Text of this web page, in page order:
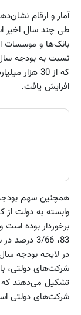
آمار و ارقام
طی چند سال اخیر
افزایش یافت.
همچنین سهم
وابسته به دولت از
شرکت‌های دولتی،
تشکیل می‌‌دهند که
شرکت‌های دولتی